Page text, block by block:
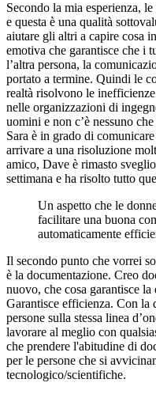
Secondo la mia esperienza,
e questa è una qualità
aiutare gli altri a capire cosa
emotiva che garantisce che i
l’altra persona, la
portato a termine. Quindi le
realtà risolvono le
nelle organizzazioni di
uomini e non c’è nessuno
Sara è in grado di
arrivare a una risoluzione
amico, Dave è rimasto
settimana e ha risolto tutto
Un aspetto che le
facilitare una buona
automaticamente
Il secondo punto che vorrei
è la documentazione. Creo
nuovo, che cosa garantisce la
Garantisce efficienza. Con la
persone sulla stessa linea
lavorare al meglio con
che prendere l'abitudine di
per le persone che si
tecnologico/scientifiche.